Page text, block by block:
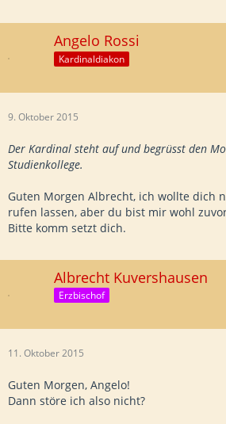
Angelo Rossi
Kardinaldiakon
9. Oktober 2015
Der Kardinal steht auf und begrüsst den
Studienkollege.
Guten Morgen Albrecht, ich wollte dich
rufen lassen, aber du bist mir wohl
Bitte komm setzt dich.
Albrecht Kuvershausen
Erzbischof
11. Oktober 2015
Guten Morgen, Angelo!
Dann störe ich also nicht?